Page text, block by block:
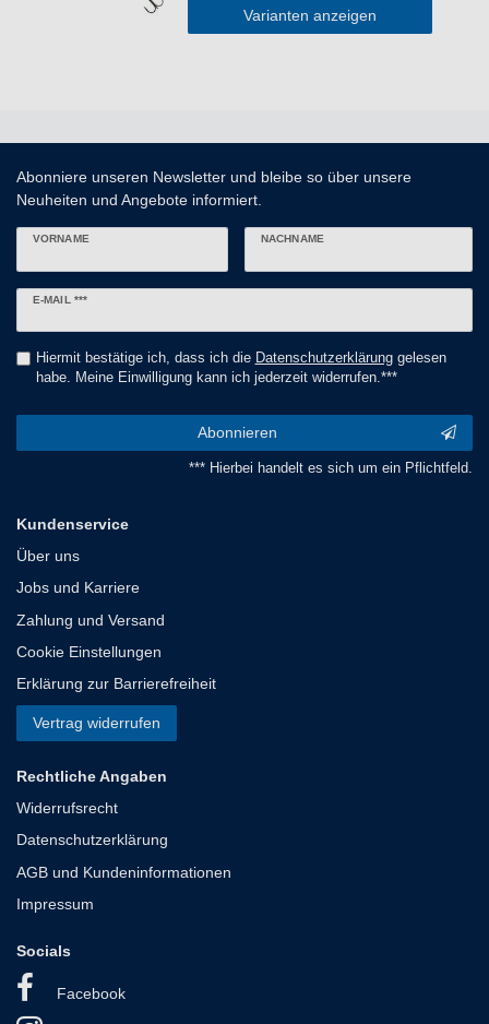
Varianten anzeigen
Abonniere unseren Newsletter und bleibe so über unsere
Neuheiten und Angebote informiert.
VORNAME NACHNAME
E-MAIL ***
Newsletter
Hiermit bestätige ich, dass ich die Daten­schutz­erklärunggelesen
habe. Meine Einwilligung kann ich jederzeit widerrufen.***
Abonnieren
*** Hierbei handelt es sich um ein Pflichtfeld.
Kundenservice
Über uns
Jobs und Karriere
Zahlung und Versand
Cookie Einstellungen
Erklärung zur Barrierefreiheit
Vertrag widerrufen
Rechtliche Angaben
Widerrufsrecht
Datenschutzerklärung
AGB und Kundeninformationen
Impressum
Socials
Facebook